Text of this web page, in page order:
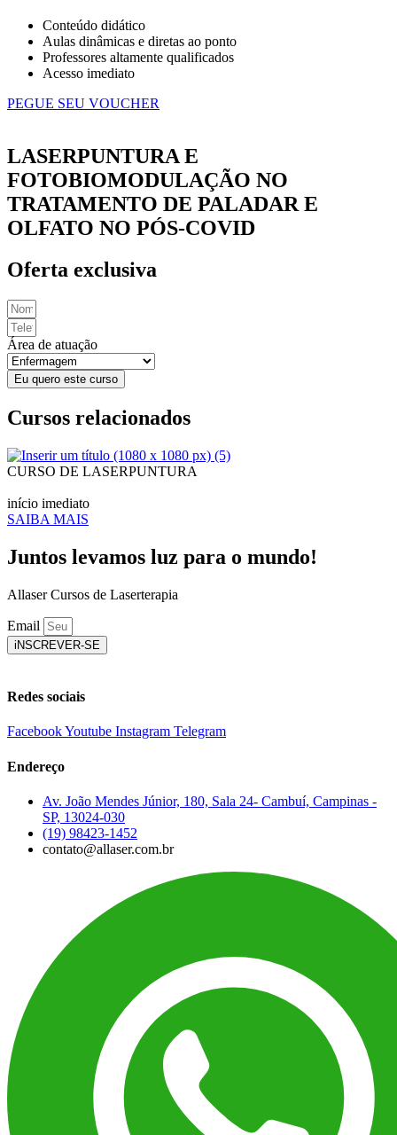
Conteúdo didático
Aulas dinâmicas e diretas ao ponto
Professores altamente qualificados
Acesso imediato
PEGUE SEU VOUCHER
LASERPUNTURA E
FOTOBIOMODULAÇÃO NO
TRATAMENTO DE PALADAR E
OLFATO NO PÓS-COVID
Oferta exclusiva
Área de atuação
Eu quero este curso
Cursos relacionados
CURSO DE LASERPUNTURA
início imediato
SAIBA MAIS
Juntos levamos luz para o mundo!
Allaser Cursos de Laserterapia
Email
iNSCREVER-SE
Redes sociais
FacebookYoutube Instagram Telegram
Endereço
Av. João Mendes Júnior, 180, Sala 24- Cambuí, Campinas -
SP, 13024-030
(19) 98423-1452
contato@allaser.com.br